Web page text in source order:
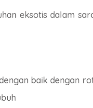
eksotis dalam
baik dengan